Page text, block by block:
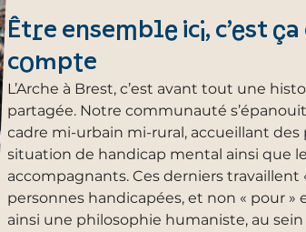
Être ensemble ici, c’est ça
compte
L’Arche à Brest, c’est avant tout une
partagée. Notre communauté
cadre mi-urbain mi-rural, accueillant des
situation de handicap mental ainsi que
accompagnants. Ces derniers travaillent
personnes handicapées, et non « pour »
ainsi une philosophie humaniste, au sein